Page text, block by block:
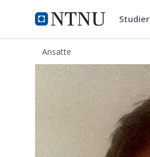
NTNU Hjemmeside
ntnu.no Studier
Ansatte
Eirik Halvorsen Næss